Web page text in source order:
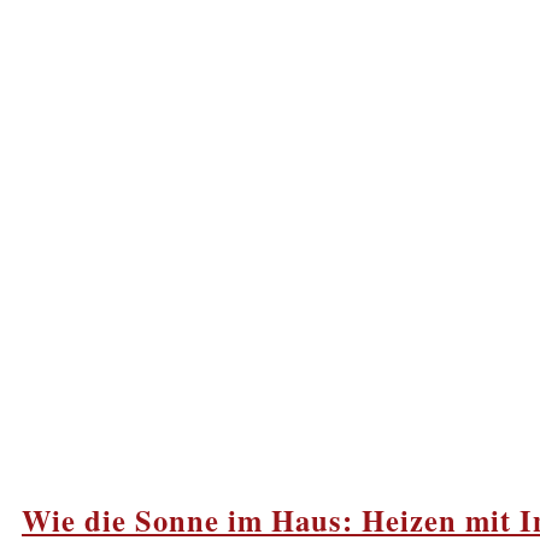
Wie die Sonne im Haus: Heizen mit